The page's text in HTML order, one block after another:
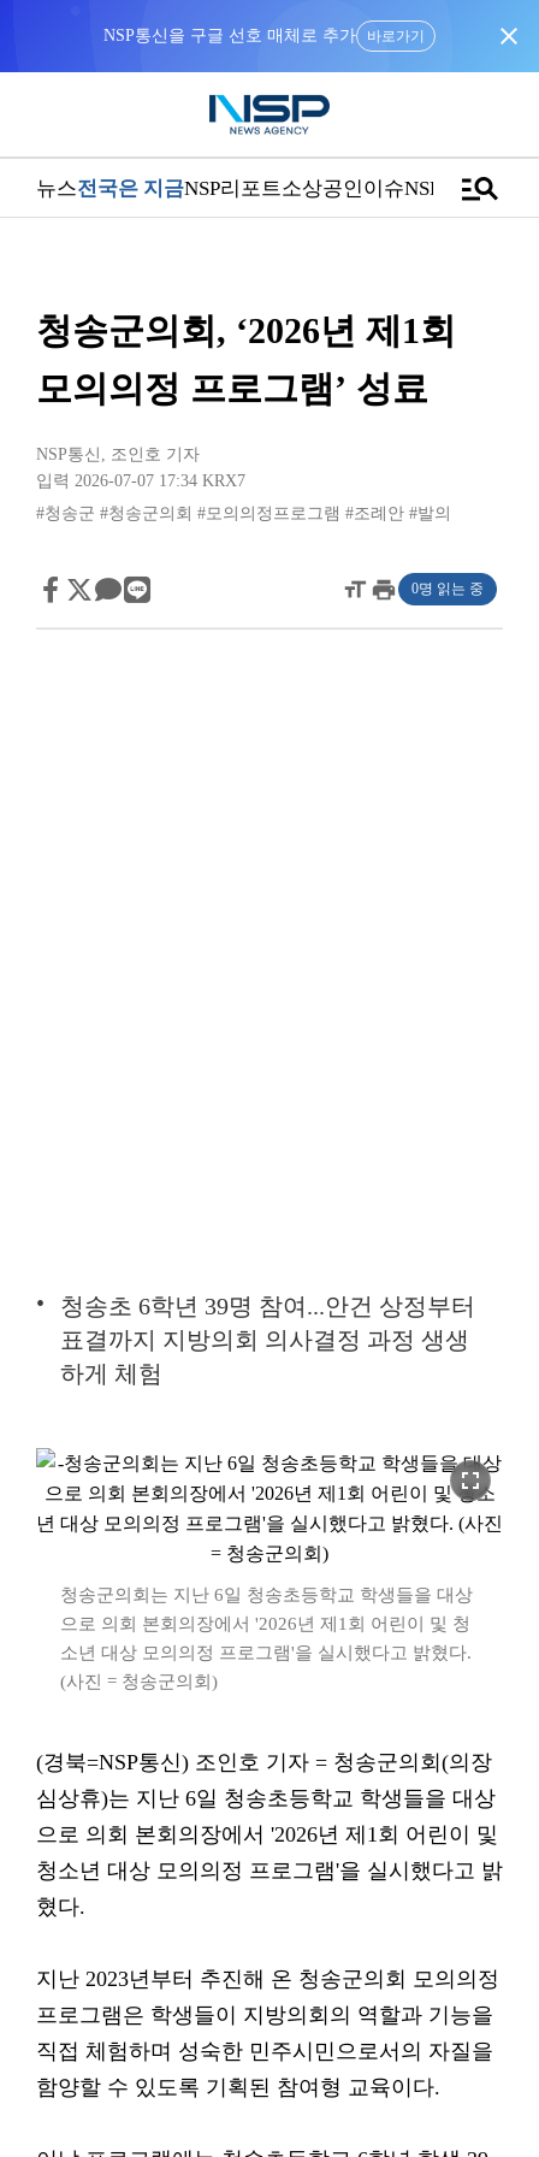
NSP통신을 구글 선호 매체로 추가 바로가기 close
뉴스전국은 지금NSP리포트소상공인이슈NSPTVmanage_search
청송군의회, ‘2026년 제1회
모의의정 프로그램’ 성료
NSP통신 , 조인호 기자
입력 2026-07-07 17:34 KRX7
#청송군 #청송군의회 #모의의정프로그램 #조례안 #발의
format_sizeprint 0명 읽는 중
청송초 6학년 39명 참여...안건 상정부터
표결까지 지방의회 의사결정 과정 생생
하게 체험
fullscreen
청송군의회는 지난 6일 청송초등학교 학생들을 대상
으로 의회 본회의장에서 '2026년 제1회 어린이 및 청
소년 대상 모의의정 프로그램'을 실시했다고 밝혔다.
(사진 = 청송군의회)
(경북=NSP통신) 조인호 기자 = 청송군의회(의장
심상휴)는 지난 6일 청송초등학교 학생들을 대상
으로 의회 본회의장에서 '2026년 제1회 어린이 및
청소년 대상 모의의정 프로그램'을 실시했다고 밝
혔다.
지난 2023년부터 추진해 온 청송군의회 모의의정
프로그램은 학생들이 지방의회의 역할과 기능을
직접 체험하며 성숙한 민주시민으로서의 자질을
함양할 수 있도록 기획된 참여형 교육이다.